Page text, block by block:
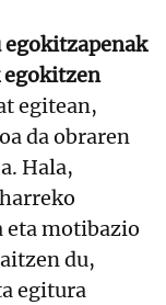
egokitzapenak
egitean,
da obraren
Hala,
eta motibazio
du,
egitura